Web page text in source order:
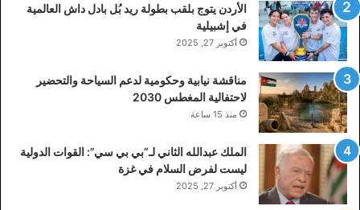
الأردن يتوج بلقب بطولة ريد بُل بادل داش العالمية
في إشبيلية
أكتوبر 27, 2025
مناقشة نيابية وحكومية لدعم السياحة والتحضير
لاحتفالية المغطس 2030
منذ 15 ساعة
الملك عبدالله الثاني لـ”بي بي سي”: القوات الدولية
ليست لفرض السلام في غزة
أكتوبر 27, 2025